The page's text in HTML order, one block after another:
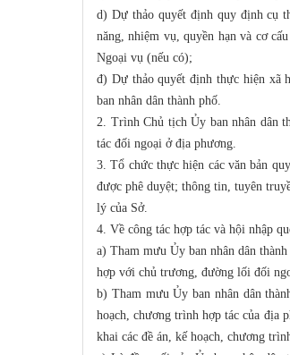
d) Dự thảo quyết định quy định cụ
năng, nhiệm vụ, quyền hạn và cơ
Ngoại vụ (nếu có);
đ) Dự thảo quyết định thực hiện xã
ban nhân dân thành phố.
2. Trình Chủ tịch Ủy ban nhân dân
tác đối ngoại ở địa phương.
3. Tổ chức thực hiện các văn bản
được phê duyệt; thông tin, tuyên
lý của Sở.
4. Về công tác hợp tác và hội nhập
a) Tham mưu Ủy ban nhân dân
hợp với chủ trương, đường lối đối
b) Tham mưu Ủy ban nhân dân
hoạch, chương trình hợp tác của địa
khai các đề án, kế hoạch, chương